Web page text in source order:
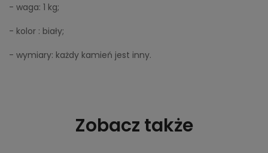
- waga: 1 kg;
- kolor : biały;
- wymiary: każdy kamień jest inny.
Zobacz także